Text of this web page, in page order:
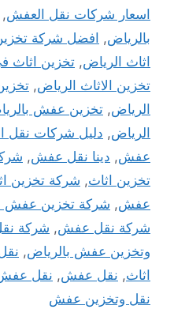
اسعار شركات نقل العفش,
بالرياض, افضل شركة
اثاث الرياض, تخزين اثاث
تخزين الاثاث الرياض,
الرياض, تخزين عفش
الرياض, دليل شركات نقل
عفش, دينا نقل عفش,
تخزين اثاث, شركة تخزين
عفش, شركة تخزين عفش
شركة نقل عفش, شركة
وتخزين عفش بالرياض,
اثاث, نقل عفش, نقل
نقل وتخزين عفش